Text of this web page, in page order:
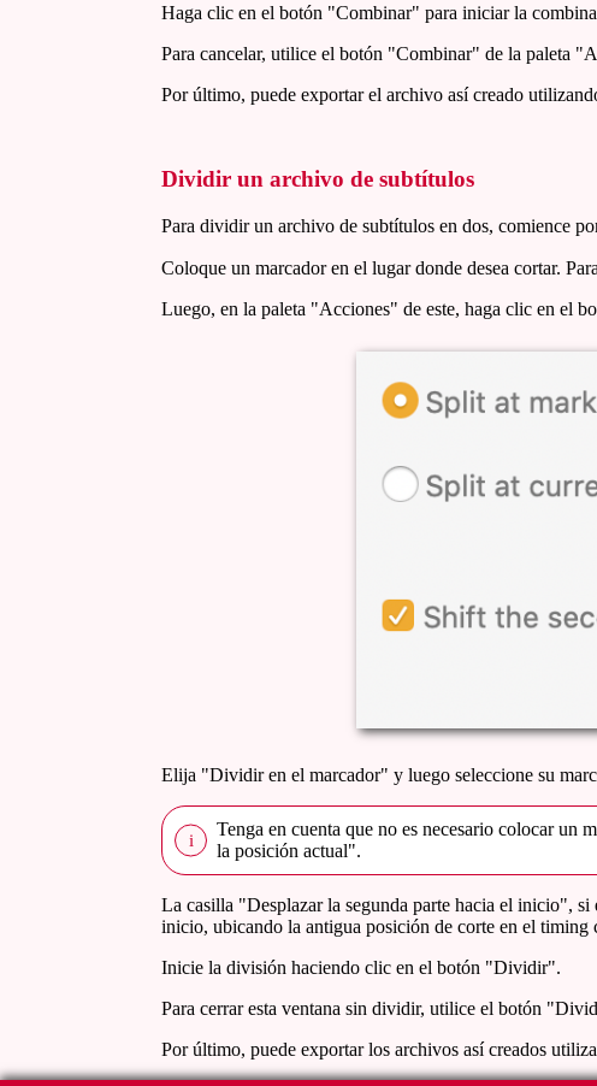
Haga clic en el botón "Combinar" para iniciar la
Para cancelar, utilice el botón "Combinar" de la paleta
Por último, puede exportar el archivo así creado
Dividir un archivo de subtítulos
Para dividir un archivo de subtítulos en dos, comience
Coloque un marcador en el lugar donde desea cortar.
Luego, en la paleta "Acciones" de este, haga clic en el
Elija "Dividir en el marcador" y luego seleccione su
Tenga en cuenta que no es necesario colocar
la posición actual".
La casilla "Desplazar la segunda parte hacia el inicio", si
inicio, ubicando la antigua posición de corte en el timing
Inicie la división haciendo clic en el botón "Dividir".
Para cerrar esta ventana sin dividir, utilice el botón
Por último, puede exportar los archivos así creados